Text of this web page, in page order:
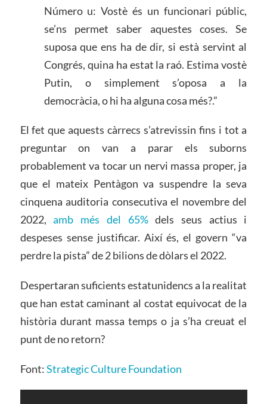
Número u: Vostè és un funcionari públic,
se’ns permet saber aquestes coses. Se
suposa que ens ha de dir, si està servint al
Congrés, quina ha estat la raó. Estima vostè
Putin, o simplement s’oposa a la
democràcia, o hi ha alguna cosa més?.”
El fet que aquests càrrecs s’atrevissin fins i tot a
preguntar on van a parar els suborns
probablement va tocar un nervi massa proper, ja
que el mateix Pentàgon va suspendre la seva
cinquena auditoria consecutiva el novembre del
2022,amb més del 65%dels seus actius i
despeses sense justificar. Així és, el govern “va
perdre la pista” de 2 bilions de dòlars el 2022.
Despertaran suficients estatunidencs a la realitat
que han estat caminant al costat equivocat de la
història durant massa temps o ja s’ha creuat el
punt de no retorn?
Font:Strategic Culture Foundation